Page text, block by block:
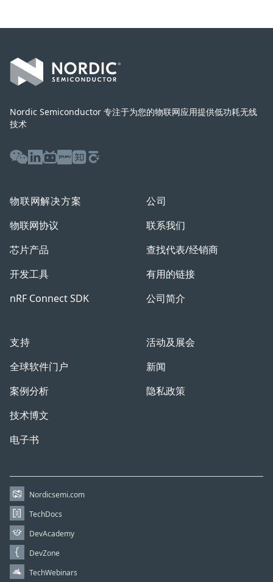
Nordic Semiconductor 专注于为您的物联网应用提供低功耗无线
技术
WeChatLinkedIn
BilibiliYoukuZhihuBaijiahao
物联网解决方案
物联网协议
芯片产品
开发工具
nRF Connect SDK
支持
全球软件门户
案例分析
技术博文
电子书
公司
联系我们
查找代表/经销商
有用的链接
公司简介
活动及展会
新闻
隐私政策
Nordicsemi.com
TechDocs
DevAcademy
DevZone
TechWebinars